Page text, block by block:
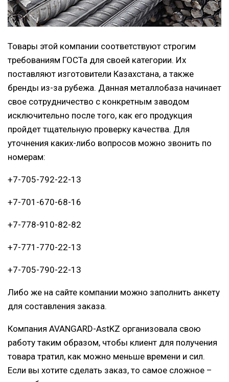
Товары этой компании соответствуют строгим
требованиям ГОСТа для своей категории. Их
поставляют изготовители Казахстана, а также
бренды из-за рубежа. Данная металлобаза начинает
свое сотрудничество с конкретным заводом
исключительно после того, как его продукция
пройдет тщательную проверку качества. Для
уточнения каких-либо вопросов можно звонить по
номерам:
+7-705-792-22-13
+7-701-670-68-16
+7-778-910-82-82
+7-771-770-22-13
+7-705-790-22-13
Либо же на сайте компании можно заполнить анкету
для составления заказа.
Компания AVANGARD-AstKZ организовала свою
работу таким образом, чтобы клиент для получения
товара тратил, как можно меньше времени и сил.
Если вы хотите сделать заказ, то самое сложное –